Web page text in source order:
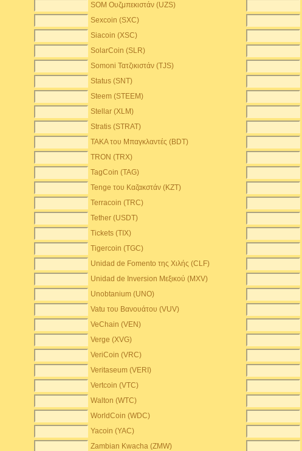
SOM Ουζμπεκιστάν (UZS)
Sexcoin (SXC)
Siacoin (XSC)
SolarCoin (SLR)
Somoni Τατζικιστάν (TJS)
Status (SNT)
Steem (STEEM)
Stellar (XLM)
Stratis (STRAT)
TAKA του Μπαγκλαντές (BDT)
TRON (TRX)
TagCoin (TAG)
Tenge του Καζακστάν (KZT)
Terracoin (TRC)
Tether (USDT)
Tickets (TIX)
Tigercoin (TGC)
Unidad de Fomento της Χιλής (CLF)
Unidad de Inversion Μεξικού (MXV)
Unobtanium (UNO)
Vatu του Βανουάτου (VUV)
VeChain (VEN)
Verge (XVG)
VeriCoin (VRC)
Veritaseum (VERI)
Vertcoin (VTC)
Walton (WTC)
WorldCoin (WDC)
Yacoin (YAC)
Zambian Kwacha (ZMW)